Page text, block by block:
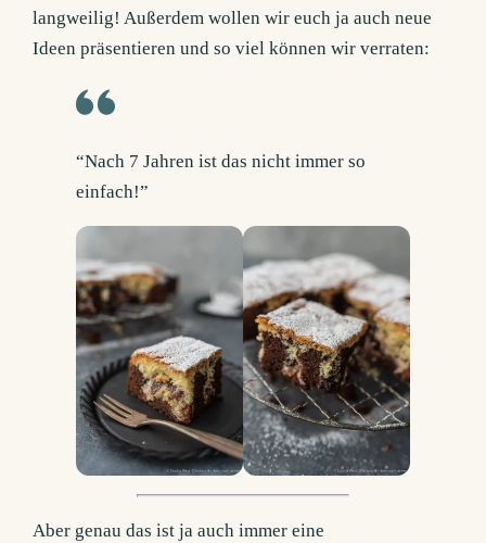
langweilig! Außerdem wollen wir euch ja auch neue
Ideen präsentieren und so viel können wir verraten:
“Nach 7 Jahren ist das nicht immer so
einfach!”
Aber genau das ist ja auch immer eine